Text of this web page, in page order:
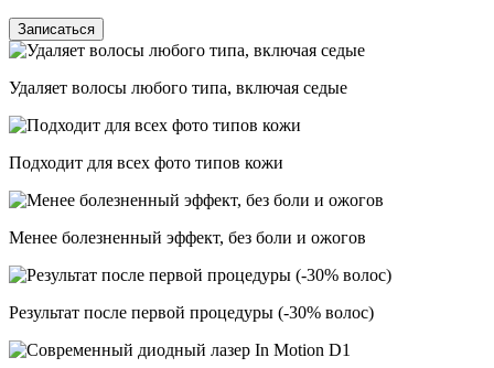
Записаться
Удаляет волосы любого типа, включая седые
Подходит для всех фото типов кожи
Менее болезненный эффект, без боли и ожогов
Результат после первой процедуры (-30% волос)